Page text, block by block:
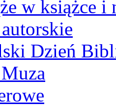
w książce i
Dzień